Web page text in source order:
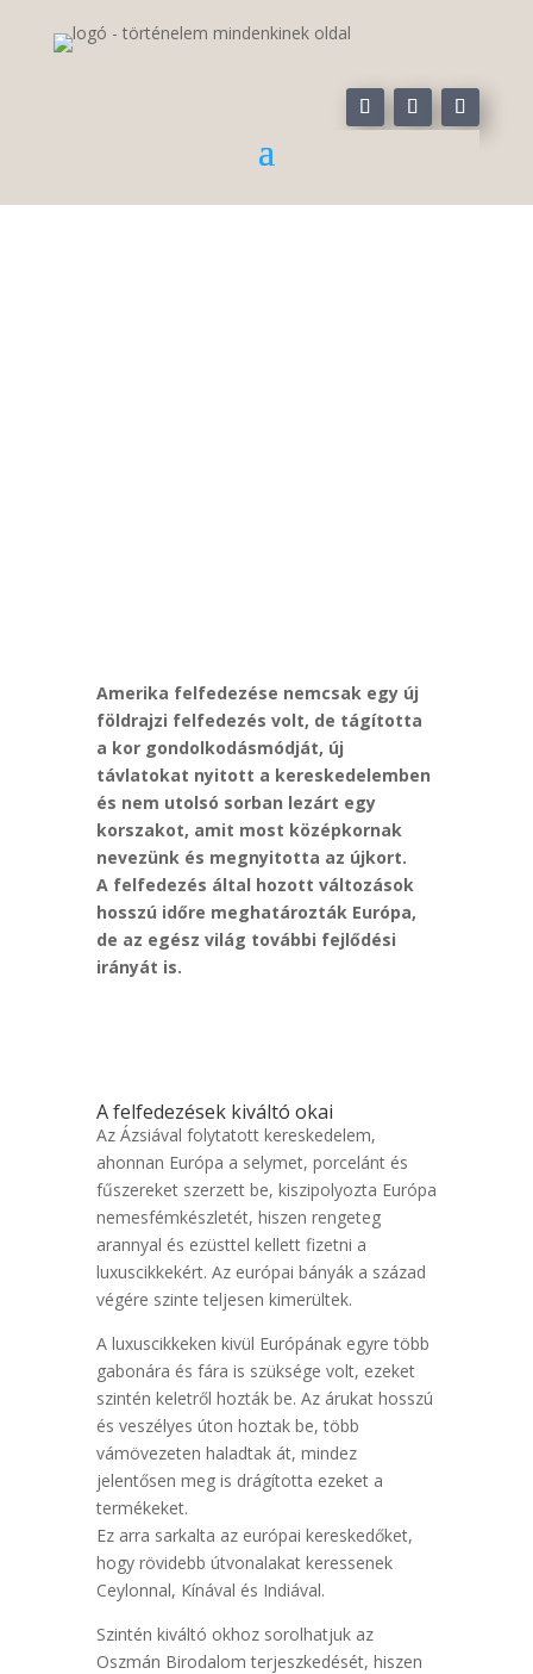
Amerika felfedezése nemcsak egy új
földrajzi felfedezés volt, de tágította
a kor gondolkodásmódját, új
távlatokat nyitott a kereskedelemben
és nem utolsó sorban lezárt egy
korszakot, amit most középkornak
nevezünk és megnyitotta az újkort.
A felfedezés által hozott változások
hosszú időre meghatározták Európa,
de az egész világ további fejlődési
irányát is.
A felfedezések kiváltó okai
Az Ázsiával folytatott kereskedelem,
ahonnan Európa a selymet, porcelánt és
fűszereket szerzett be, kiszipolyozta Európa
nemesfémkészletét, hiszen rengeteg
arannyal és ezüsttel kellett fizetni a
luxuscikkekért. Az európai bányák a század
végére szinte teljesen kimerültek.
A luxuscikkeken kivül Európának egyre több
gabonára és fára is szüksége volt, ezeket
szintén keletről hozták be. Az árukat hosszú
és veszélyes úton hoztak be, több
vámövezeten haladtak át, mindez
jelentősen meg is drágította ezeket a
termékeket.
Ez arra sarkalta az európai kereskedőket,
hogy rövidebb útvonalakat keressenek
Ceylonnal, Kínával és Indiával.
Szintén kiváltó okhoz sorolhatjuk az
Oszmán Birodalom terjeszkedését, hiszen